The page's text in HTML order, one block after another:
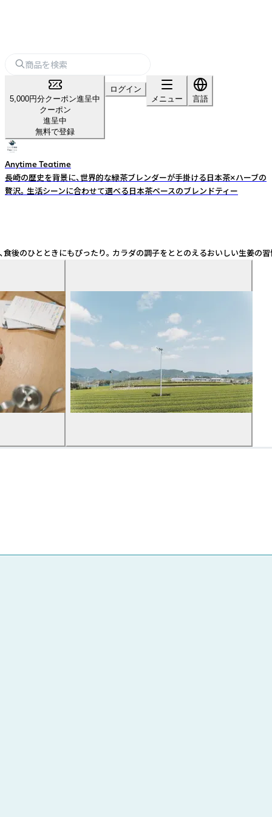
5,000円分クーポン進呈中
クーポン
進呈中
無料で登録
ログイン
メニュー
言語
Anytime Teatime
長崎の歴史を背景に、世界的な緑茶ブレンダーが手掛ける日本茶×ハーブの
贅沢。 生活シーンに合わせて選べる日本茶ベースのブレンドティー
とときにもぴったり。 カラダの調子をととのえるおいしい生姜